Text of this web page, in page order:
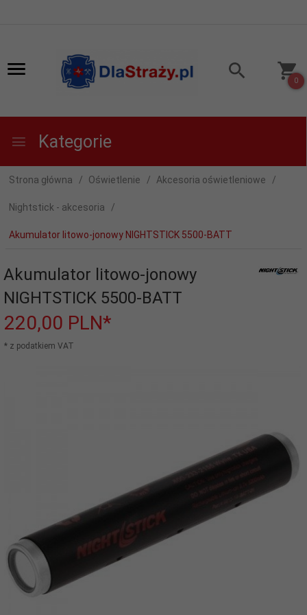
0
Kategorie
Strona główna Oświetlenie Akcesoria oświetleniowe
Nightstick - akcesoria
Akumulator litowo-jonowy NIGHTSTICK 5500-BATT
Akumulator litowo-jonowy
NIGHTSTICK 5500-BATT
220,00 PLN*
* z podatkiem VAT